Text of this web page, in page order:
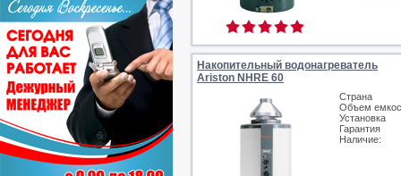
Накопительный водонагреватель
Ariston NHRE 60
Страна
Объем
Установка
Гарантия
Наличие: